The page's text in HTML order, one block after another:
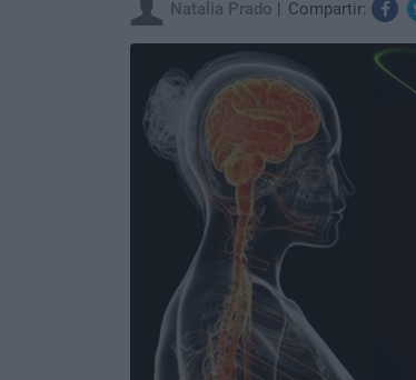
Natalia Prado Compartir: